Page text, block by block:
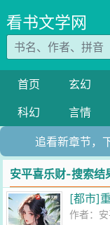
看书文学网
首页 玄幻
科幻
言情
追看新章节，
安平喜乐财-搜索结
[都市]
作者：